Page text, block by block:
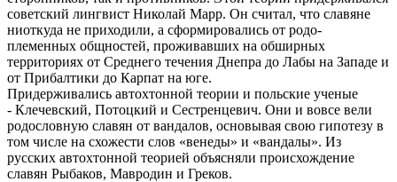
советский лингвист Николай Марр. Он считал, что славяне
ниоткуда не приходили, а сформировались от родо-
племенных общностей, проживавших на обширных
территориях от Среднего течения Днепра до Лабы на Западе и
от Прибалтики до Карпат на юге.
Придерживались автохтонной теории и польские ученые
- Клечевский, Потоцкий и Сестренцевич. Они и вовсе вели
родословную славян от вандалов, основывая свою гипотезу в
том числе на схожести слов «венеды» и «вандалы». Из
русских автохтонной теорией объясняли происхождение
славян Рыбаков, Мавродин и Греков.